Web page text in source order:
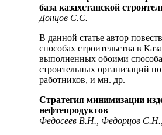
база казахстанской
Донцов С.С.
В данной статье автор
способах строительства в
выполненных обоими
строительных организаций
работников, и мн. др.
Стратегия минимизации
нефтепродуктов
Федосеев В.Н., Федорцов